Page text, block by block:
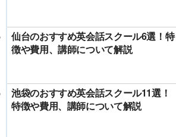
仙台のおすすめ英会話スクール6選！特
徴や費用、講師について解説
池袋のおすすめ英会話スクール11選！
特徴や費用、講師について解説